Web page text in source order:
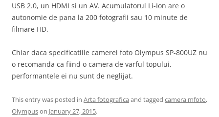
USB 2.0, un HDMI si un AV. Acumulatorul Li-Ion are o
autonomie de pana la 200 fotografii sau 10 minute de
filmare HD.
Chiar daca specificatiile camerei foto Olympus SP-800UZ nu
o recomanda ca fiind o camera de varful topului,
performantele ei nu sunt de neglijat.
This entry was posted in Arta fotografica and tagged camera mfoto,
Olympuson January 27, 2015.